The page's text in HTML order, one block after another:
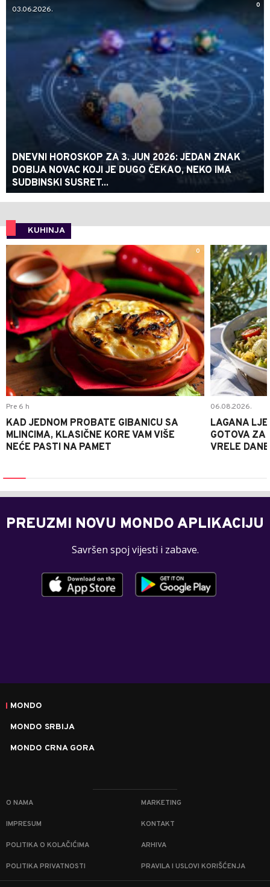
0
03.06.2026.
DNEVNI HOROSKOP ZA 3. JUN 2026: JEDAN ZNAK
DOBIJA NOVAC KOJI JE DUGO ČEKAO, NEKO IMA
SUDBINSKI SUSRET...
KUHINJA
0
Pre 6 h
KAD JEDNOM PROBATE GIBANICU SA
MLINCIMA, KLASIČNE KORE VAM VIŠE
NEĆE PASTI NA PAMET
06.08.2026.
LAGANA
GOTOVA ZA
VRELE DANE
PREUZMI NOVU MONDO APLIKACIJU
Savršen spoj vijesti i zabave.
MONDO
MONDO SRBIJA
MONDO CRNA GORA
O NAMA MARKETING
IMPRESUM KONTAKT
POLITIKA O KOLAČIĆIMA ARHIVA
POLITIKA PRIVATNOSTI PRAVILA I USLOVI KORIŠĆENJA